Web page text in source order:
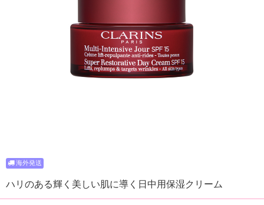
ハリのある輝く美しい肌に導く日中用保湿クリーム